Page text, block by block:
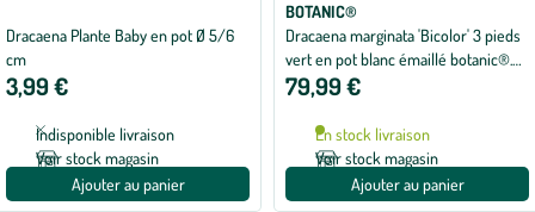
Dracaena Plante Baby en pot Ø 5/6
cm
3,99 €
Indisponible livraison
Voir stock magasin
Ajouter au panier
BOTANIC®
Dracaena marginata 'Bicolor' 3 pieds
vert en pot blanc émaillé botanic®.
Le pot Ø 24 cm
79,99 €
En stock livraison
Voir stock magasin
Ajouter au panier